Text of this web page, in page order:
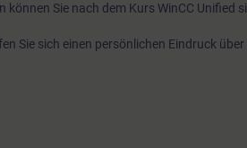
Sie nach dem Kurs WinCC Unified
Sie sich einen persönlichen Eindruck über